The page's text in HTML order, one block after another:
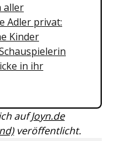
aller
Adler privat:
Kinder
in ihr
aufJoyn.de
veröffentlicht.